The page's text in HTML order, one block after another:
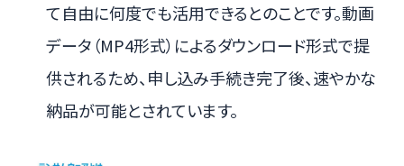
て自由に何度でも活用できるとのことです。動画
データ（MP4形式）によるダウンロード形式で提
供されるため、申し込み手続き完了後、速やかな
納品が可能とされています。